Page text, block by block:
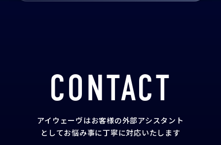
CONTACT
アイウェーヴはお客様の外部アシスタント
としてお悩み事に丁寧に対応いたします